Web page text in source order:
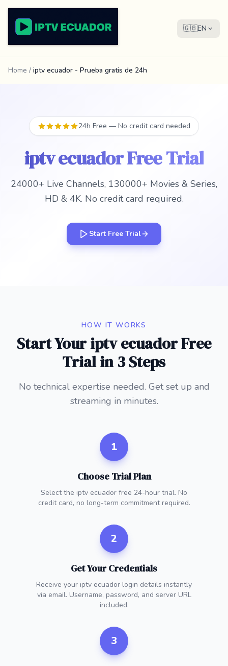
🇬🇧EN
Home / iptv ecuador - Prueba gratis de 24h
24h Free — No credit card needed
iptv ecuador Free Trial
24000+ Live Channels, 130000+ Movies & Series,
HD & 4K. No credit card required.
Start Free Trial
HOW IT WORKS
Start Your iptv ecuador Free
Trial in 3 Steps
No technical expertise needed. Get set up and
streaming in minutes.
1
Choose Trial Plan
Select the iptv ecuador free 24-hour trial. No
credit card, no long-term commitment required.
2
Get Your Credentials
Receive your iptv ecuador login details instantly
via email. Username, password, and server URL
included.
3